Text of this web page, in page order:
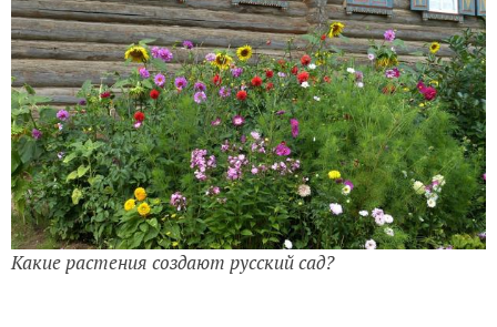
Какие растения создают русский сад?